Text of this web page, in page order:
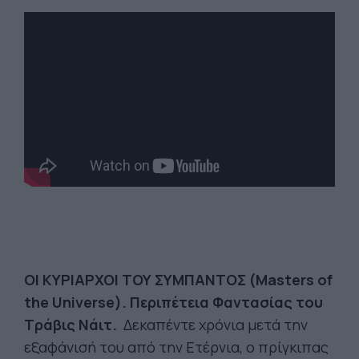
ΟΙ ΚΥΡΙΑΡΧΟΙ ΤΟΥ ΣΥΜΠΑΝΤΟΣ (Masters of
the Universe). Περιπέτεια Φαντασίας του
Τράβις Νάιτ. Δεκαπέντε χρόνια μετά την
εξαφάνισή του από την Ετέρνια, ο πρίγκιπας